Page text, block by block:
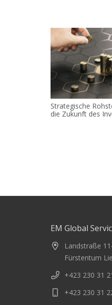
Strategische
die Zukunft des
EM Global
Landstraße
Fürstentum
+423 230 31
+423 230 31